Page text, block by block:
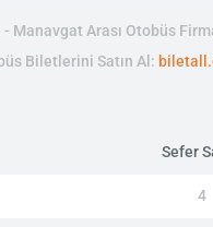
Arası Otobüs
Biletlerini Satın Al:
Sefer
4